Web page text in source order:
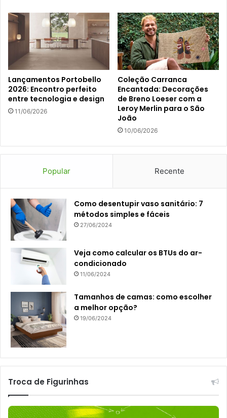
Lançamentos Portobello
2026: Encontro perfeito
entre tecnologia e design
11/06/2026
Coleção Carranca
Encantada: Decorações
de Breno Loeser com a
Leroy Merlin para o São
João
10/06/2026
Popular Recente
Como desentupir vaso sanitário: 7
métodos simples e fáceis
27/06/2024
Veja como calcular os BTUs do ar-
condicionado
11/06/2024
Tamanhos de camas: como escolher
a melhor opção?
19/06/2024
Troca de Figurinhas